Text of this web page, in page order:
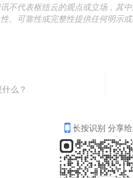
不代表枢纽云的观点或立场，其
性、可靠性或完整性提供任何明示
么？
长按识别 分享